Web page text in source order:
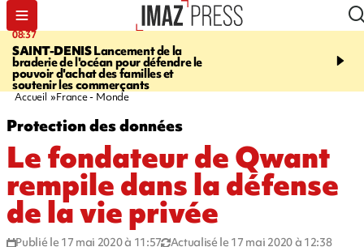
08:37
SAINT-DENISLancement de la
braderie de l'océan pour défendre le
pouvoir d'achat des familles et
soutenir les commerçants
10:44
dragons paradent
Accueil France - Monde
Protection des données
Le fondateur de Qwant
rempile dans la défense
de la vie privée
Publié le 17 mai 2020 à 11:57 Actualisé le 17 mai 2020 à 12:38